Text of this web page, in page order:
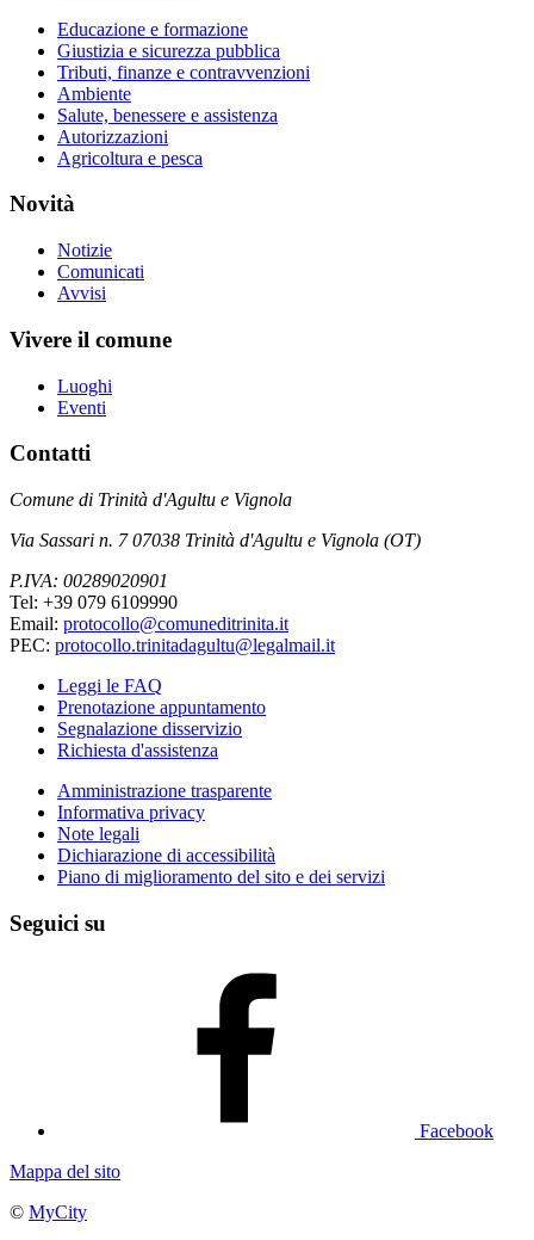
Educazione e formazione
Giustizia e sicurezza pubblica
Tributi, finanze e contravvenzioni
Ambiente
Salute, benessere e assistenza
Autorizzazioni
Agricoltura e pesca
Novità
Notizie
Comunicati
Avvisi
Vivere il comune
Luoghi
Eventi
Contatti
Comune di Trinità d'Agultu e Vignola
Via Sassari n. 7 07038 Trinità d'Agultu e Vignola (OT)
P.IVA: 00289020901
Tel: +39 079 6109990
Email: protocollo@comuneditrinita.it
PEC: protocollo.trinitadagultu@legalmail.it
Leggi le FAQ
Prenotazione appuntamento
Segnalazione disservizio
Richiesta d'assistenza
Amministrazione trasparente
Informativa privacy
Note legali
Dichiarazione di accessibilità
Piano di miglioramento del sito e dei servizi
Seguici su
Facebook
Mappa del sito
© MyCity